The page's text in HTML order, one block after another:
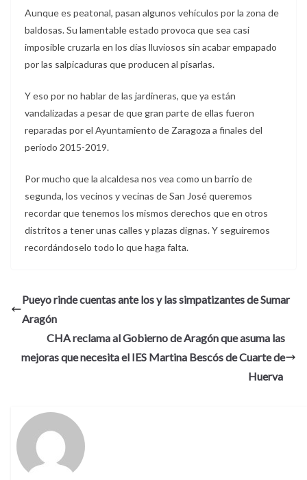
Aunque es peatonal, pasan algunos vehículos por la zona de
baldosas. Su lamentable estado provoca que sea casi
imposible cruzarla en los días lluviosos sin acabar empapado
por las salpicaduras que producen al pisarlas.
Y eso por no hablar de las jardineras, que ya están
vandalizadas a pesar de que gran parte de ellas fueron
reparadas por el Ayuntamiento de Zaragoza a finales del
período 2015-2019.
Por mucho que la alcaldesa nos vea como un barrio de
segunda, los vecinos y vecinas de San José queremos
recordar que tenemos los mismos derechos que en otros
distritos a tener unas calles y plazas dignas. Y seguiremos
recordándoselo todo lo que haga falta.
Pueyo rinde cuentas ante los y las simpatizantes de Sumar
Aragón
CHA reclama al Gobierno de Aragón que asuma las
mejoras que necesita el IES Martina Bescós de Cuarte de
Huerva